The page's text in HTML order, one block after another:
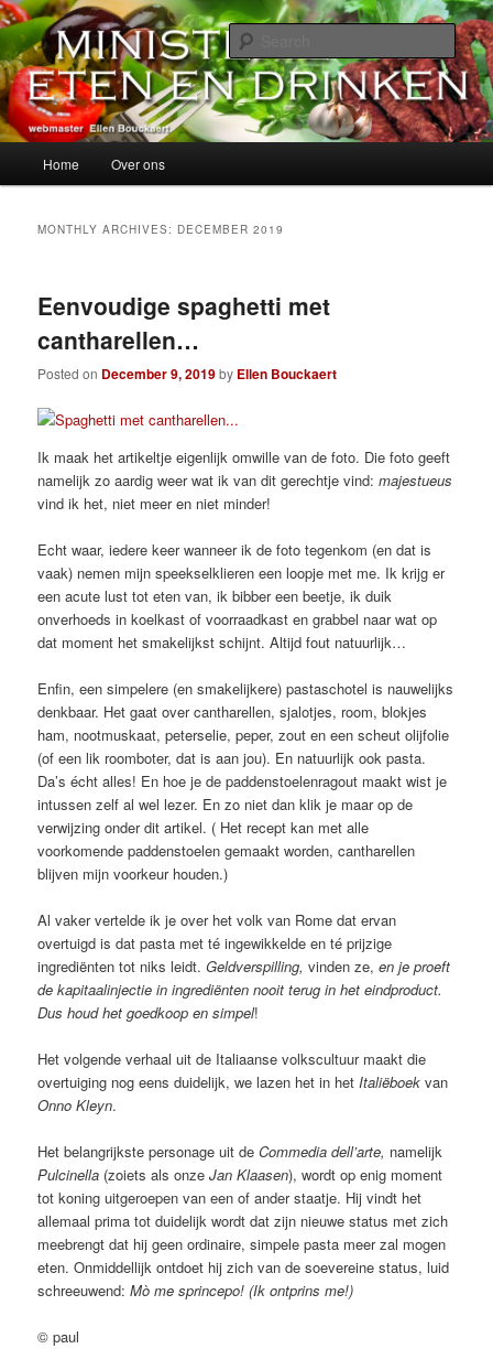
Skip
to
primary
content
Skip
to
secondary
contentMinisterie van Eten en Drinken
alles over eten, drinken en andere genoegens…
Home Over ons
MONTHLY ARCHIVES: DECEMBER 2019
Eenvoudige spaghetti met
cantharellen…
Posted on December 9, 2019by Ellen Bouckaert
Ik maak het artikeltje eigenlijk omwille van de foto. Die foto geeft
namelijk zo aardig weer wat ik van dit gerechtje vind:majestueus
vind ik het, niet meer en niet minder!
Echt waar, iedere keer wanneer ik de foto tegenkom (en dat is
vaak) nemen mijn speekselklieren een loopje met me. Ik krijg er
een acute lust tot eten van, ik bibber een beetje, ik duik
onverhoeds in koelkast of voorraadkast en grabbel naar wat op
dat moment het smakelijkst schijnt. Altijd fout natuurlijk…
Enfin, een simpelere (en smakelijkere) pastaschotel is nauwelijks
denkbaar. Het gaat over cantharellen, sjalotjes, room, blokjes
ham, nootmuskaat, peterselie, peper, zout en een scheut olijfolie
(of een lik roomboter, dat is aan jou). En natuurlijk ook pasta.
Da’s écht alles! En hoe je de paddenstoelenragout maakt wist je
intussen zelf al wel lezer. En zo niet dan klik je maar op de
verwijzing onder dit artikel. ( Het recept kan met alle
voorkomende paddenstoelen gemaakt worden, cantharellen
blijven mijn voorkeur houden.)
Al vaker vertelde ik je over het volk van Rome dat ervan
overtuigd is dat pasta met té ingewikkelde en té prijzige
ingrediënten tot niks leidt.Geldverspilling, vinden ze,en je proeft
de kapitaalinjectie in ingrediënten nooit terug in het eindproduct.
Dus houd het goedkoop en simpel!
Het volgende verhaal uit de Italiaanse volkscultuur maakt die
overtuiging nog eens duidelijk, we lazen het in hetItaliëboekvan
Onno Kleyn.
Het belangrijkste personage uit deCommedia dell’arte, namelijk
Pulcinella (zoiets als onze Jan Klaasen), wordt op enig moment
tot koning uitgeroepen van een of ander staatje. Hij vindt het
allemaal prima tot duidelijk wordt dat zijn nieuwe status met zich
meebrengt dat hij geen ordinaire, simpele pasta meer zal mogen
eten. Onmiddellijk ontdoet hij zich van de soevereine status, luid
schreeuwend:Mò me sprincepo! (Ik ontprins me!)
© paul